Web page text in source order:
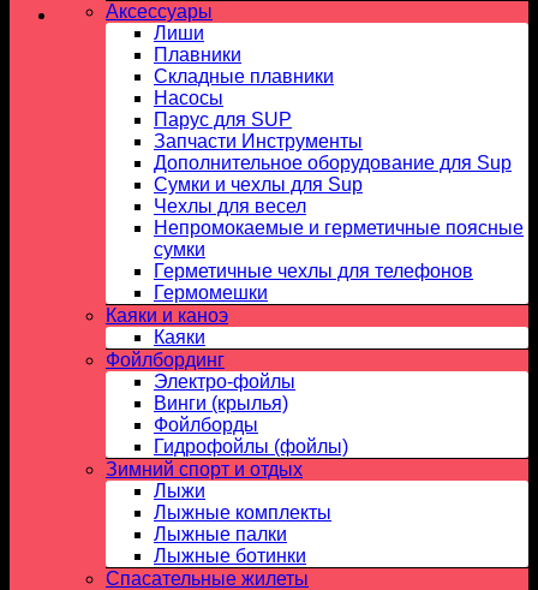
Аксессуары
Лиши
Плавники
Складные плавники
Насосы
Парус для SUP
Запчасти Инструменты
Дополнительное оборудование для Sup
Сумки и чехлы для Sup
Чехлы для весел
Непромокаемые и герметичные поясные
сумки
Герметичные чехлы для телефонов
Гермомешки
Каяки и каноэ
Каяки
Фойлбординг
Электро-фойлы
Винги (крылья)
Фойлборды
Гидрофойлы (фойлы)
Зимний спорт и отдых
Лыжи
Лыжные комплекты
Лыжные палки
Лыжные ботинки
Спасательные жилеты